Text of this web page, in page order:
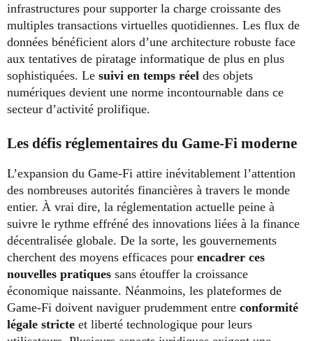
infrastructures pour supporter la charge croissante des
multiples transactions virtuelles quotidiennes. Les flux de
données bénéficient alors d’une architecture robuste face
aux tentatives de piratage informatique de plus en plus
sophistiquées. Le suivi en temps réel des objets
numériques devient une norme incontournable dans ce
secteur d’activité prolifique.
Les défis réglementaires du Game-Fi moderne
L’expansion du Game-Fi attire inévitablement l’attention
des nombreuses autorités financières à travers le monde
entier. À vrai dire, la réglementation actuelle peine à
suivre le rythme effréné des innovations liées à la finance
décentralisée globale. De la sorte, les gouvernements
cherchent des moyens efficaces pour encadrer ces
nouvelles pratiques sans étouffer la croissance
économique naissante. Néanmoins, les plateformes de
Game-Fi doivent naviguer prudemment entre conformité
légale stricte et liberté technologique pour leurs